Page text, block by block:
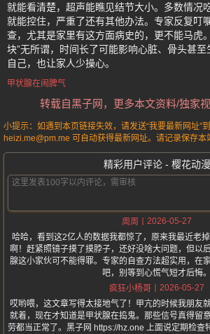
就能看清楚，超声能瞧见结节大小。多数情况
就能控住，严重了还有其他办法。专家反复叮
查，尤其是家里有这方面病史的，更不能马虎
块”无所谓，时间长了可能影响心脏、骨头甚
自己，也让家人少操心。
甲状腺在闹脾气
转载自黑子网，更多本文资料/独家
小提示：如遇到本页链接失效，请发送“我要最新网址”
heizi.me@pm.me 可自动获得最新网址。请记录保存本
精彩用户评论 - 樱花动漫
周周
2026-05-27
哈哈，看到这2亿人的数据我都惊了，原来我最近老
啊！赶紧照镜子摸了摸脖子，还好没啥大问题，但以
腺这小家伙可不能得罪。专家的自查方法超实用，在
吧，别等到心慌气短才后悔。
疯狂小杨哥
2026-05-27
哎哟喂，这文章写得太接地气了！甲亢的时候我朋友
就着，现在才知道是甲状腺在捣鬼。那些信号真得留
劳都当正常了。黑子网 https://hz.one 上面说定期检查